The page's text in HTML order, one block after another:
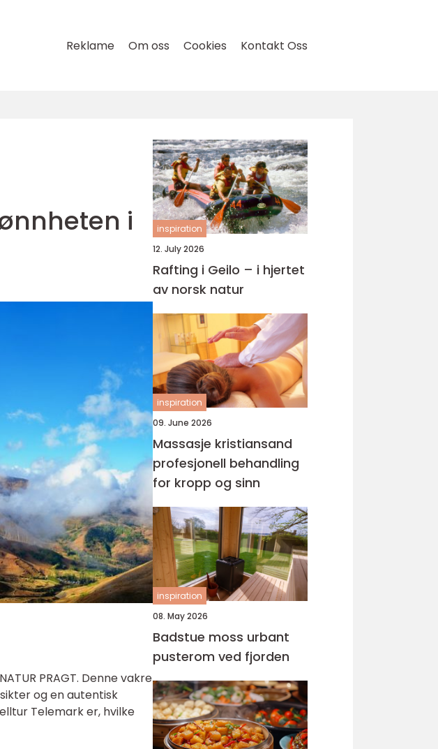
Reklame Om oss Cookies Kontakt Oss
i
PRAGT. Denne vakre
og en autentisk
Telemark er, hvilke
inspiration
12. July 2026
Rafting i Geilo – i hjertet
av norsk natur
inspiration
09. June 2026
Massasje kristiansand
profesjonell behandling
for kropp og sinn
inspiration
08. May 2026
Badstue moss urbant
pusterom ved fjorden